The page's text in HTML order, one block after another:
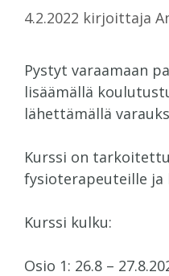
4.2.2022 kirjoittaja
Pystyt varaamaan
lisäämällä
lähettämällä
Kurssi on
fysioterapeuteille ja
Kurssi kulku:
Osio 1: 26.8 –